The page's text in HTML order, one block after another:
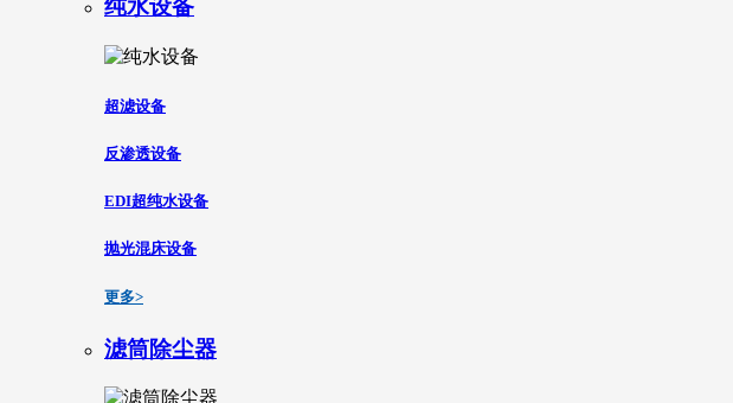
纯水设备
超滤设备
反渗透设备
EDI超纯水设备
抛光混床设备
更多>
滤筒除尘器